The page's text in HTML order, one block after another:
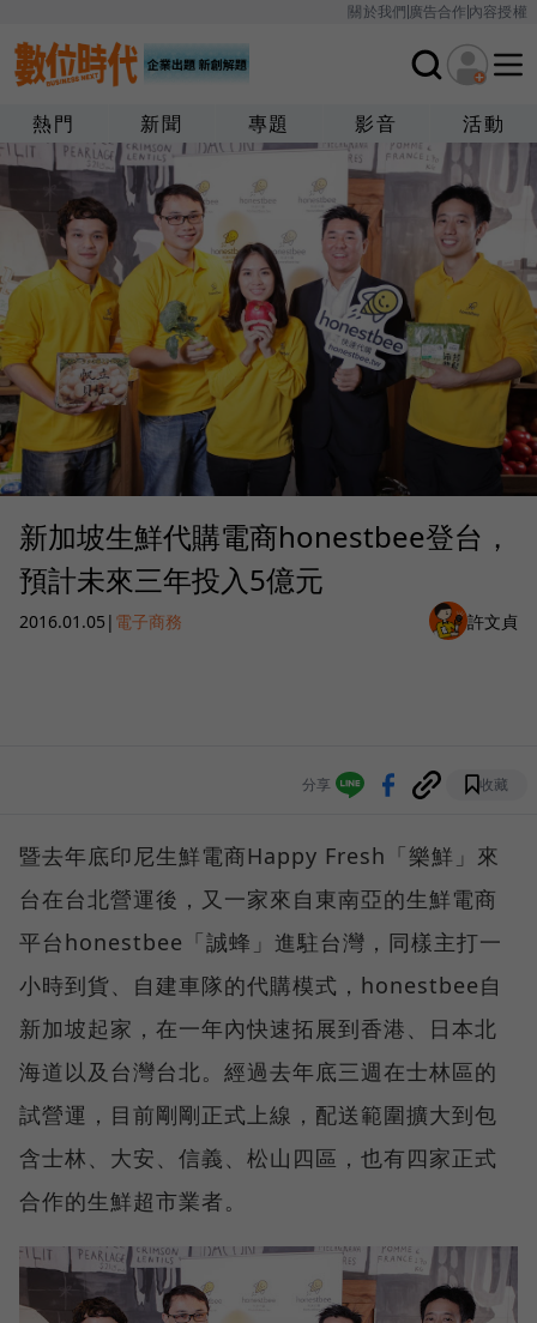
關於我們廣告合作內容授權
熱門 新聞 專題 影音 活動
新加坡生鮮代購電商honestbee登台，
預計未來三年投入5億元
2016.01.05 | 電子商務 許文貞
分享 收藏
暨去年底印尼生鮮電商Happy Fresh「樂鮮」來
台在台北營運後，又一家來自東南亞的生鮮電商
平台honestbee「誠蜂」進駐台灣，同樣主打一
小時到貨、自建車隊的代購模式，honestbee自
新加坡起家，在一年內快速拓展到香港、日本北
海道以及台灣台北。經過去年底三週在士林區的
試營運，目前剛剛正式上線，配送範圍擴大到包
含士林、大安、信義、松山四區，也有四家正式
合作的生鮮超市業者。